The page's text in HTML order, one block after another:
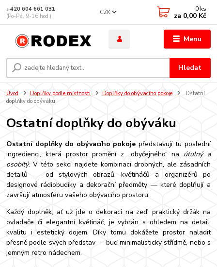
Menu
CZK
Hledat
+420 604 661 031
(Po-Pá, 9-16 hod.)
0 ks
za 0,00 Kč
Úvod Doplňky podle místnosti Doplňky do obývacího pokoje
Ostatní
doplňky do obýváku
Ostatní doplňky do obýváku
Ostatní doplňky do obývacího pokoje představují tu poslední
ingredienci, která prostor promění z „obyčejného“ na útulný a
osobitý. V této sekci najdete kombinaci drobných, ale zásadních
detailů — od stylových obrazů, květináčů a organizérů po
designové rádiobudíky a dekorační předměty — které doplňují a
završují atmosféru vašeho obývacího prostoru.
Každý doplněk, ať už jde o dekoraci na zeď, praktický držák na
ovladače či elegantní květináč, je vybrán s ohledem na detail,
kvalitu i estetický dojem. Díky tomu dokážete prostor naladit
přesně podle svých představ — buď minimalisticky střídmě, nebo s
jemným retro nádechem.